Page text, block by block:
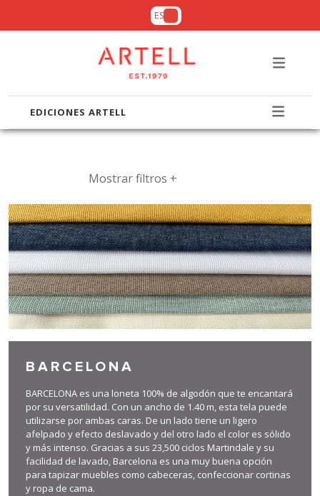
ES
EDICIONES ARTELL
Mostrar filtros +
BARCELONA
BARCELONA es una loneta 100% de algodón que te encantará
por su versatilidad. Con un ancho de 1.40 m, esta tela puede
utilizarse por ambas caras. De un lado tiene un ligero
afelpado y efecto deslavado y del otro lado el color es sólido
y más intenso. Gracias a sus 23,500 ciclos Martindale y su
facilidad de lavado, Barcelona es una muy buena opción
para tapizar muebles como cabeceras, confeccionar cortinas
y ropa de cama.